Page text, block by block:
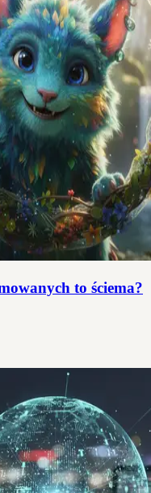
to ściema?